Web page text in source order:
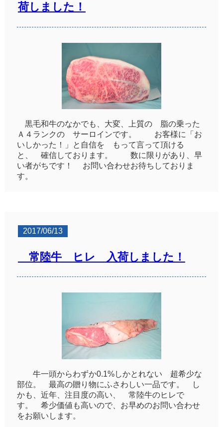
荷しました！
黒毛和牛のなかでも、大変、上質の 脂の乗った
Ａ４ランクの サーロインです。 お客様に「お
いしかった！」と自信を もって言って頂ける
と、 確信しております。 数に限りがあり、早
い者がちです！ お問い合わせお待ちしておりま
す。
2017/06/13
常陸牛 ヒレ 入荷しました！
牛一頭からわずか0.1%しかとれない 超希少な
部位。 最高の贈り物にふさわしい一品です。 し
かも、近年、注目度の高い、 常陸牛のヒレで
す。 希少価値も高いので、お早めのお問い合わせ
をお願いします。